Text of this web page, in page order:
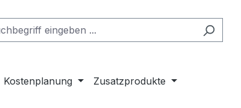
Kostenplanung Zusatzprodukte